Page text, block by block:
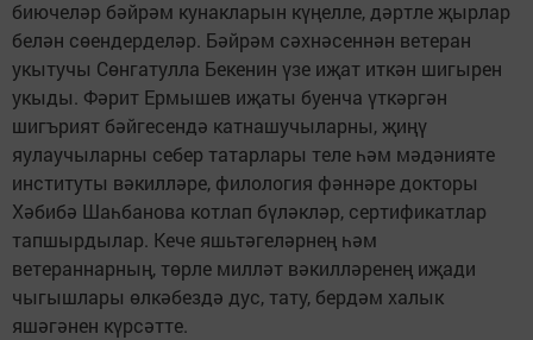
биючеләр бәйрәм кунакларын күңелле, дәртле җырлар
белән сөендерделәр. Бәйрәм сәхнәсеннән ветеран
укытучы Сөнгатулла Бекенин үзе иҗат иткән шигырен
укыды. Фәрит Ермышев иҗаты буенча үткәргән
шигърият бәйгесендә катнашучыларны, җиңү
яулаучыларны себер татарлары теле һәм мәдәнияте
институты вәкилләре, филология фәннәре докторы
Хәбибә Шаһбанова котлап бүләкләр, сертификатлар
тапшырдылар. Кече яшьтәгеләрнең һәм
ветераннарның, төрле милләт вәкилләренең иҗади
чыгышлары өлкәбездә дус, тату, бердәм халык
яшәгәнен күрсәтте.